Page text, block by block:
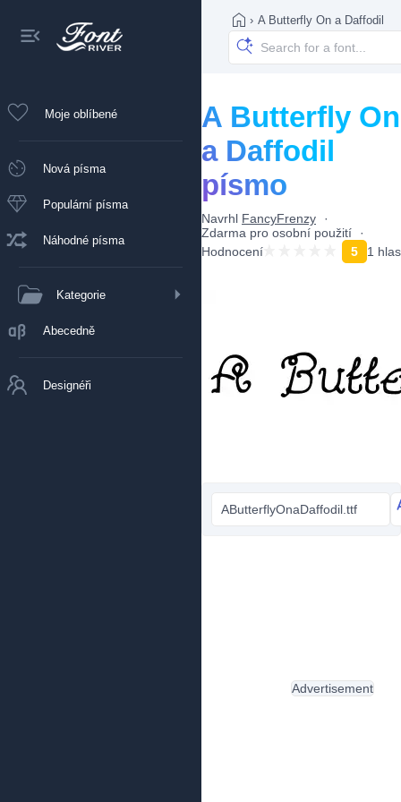
Moje oblíbené
Nová písma
Populární písma
Náhodné písma
Kategorie
Abecedně
Designéři
› A Butterfly On a Daffodil
A Butterfly On
a Daffodil
písmo
Navrhl FancyFrenzy
Zdarma pro osobní použití
Hodnocení
5 1 hlas
AButterflyOnaDaffodil.ttf
Advertisement